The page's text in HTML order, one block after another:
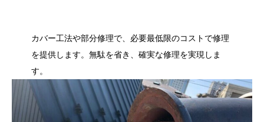
カバー工法や部分修理で、必要最低限のコストで修理
を提供します。無駄を省き、確実な修理を実現しま
す。